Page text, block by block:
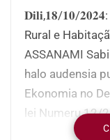
𝐃𝐢𝐥𝐢,𝟏𝟖/𝟏𝟎/
Rural e
ASSANAMI
halo audensia
Ekonomia no
lei Numeru 12/
Durante